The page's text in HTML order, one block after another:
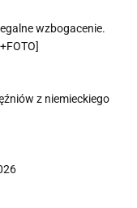
wzbogacenie.
z niemieckiego